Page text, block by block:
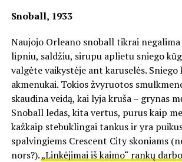
Snoball, 1933
Naujojo Orleano snoball tikrai
lipniu, saldžiu, sirupu aplietu sniego
valgėte vaikystėje ant karuselės. Sniego
akmenukai. Tokios žvyruotos
skaudina veidą, kai lyja kruša – grynas
Snoball ledas, kita vertus, purus kaip
kažkaip stebuklingai tankus ir yra
spalvingiems Crescent City skoniams
nors?).„Linkėjimai iš kaimo“ rankų